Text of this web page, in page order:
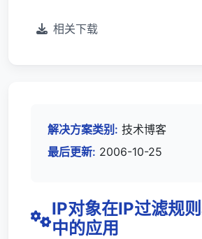
相关下载
解决方案类别: 技术博客
最后更新: 2006-10-25
IP对象在IP过滤规
中的应用